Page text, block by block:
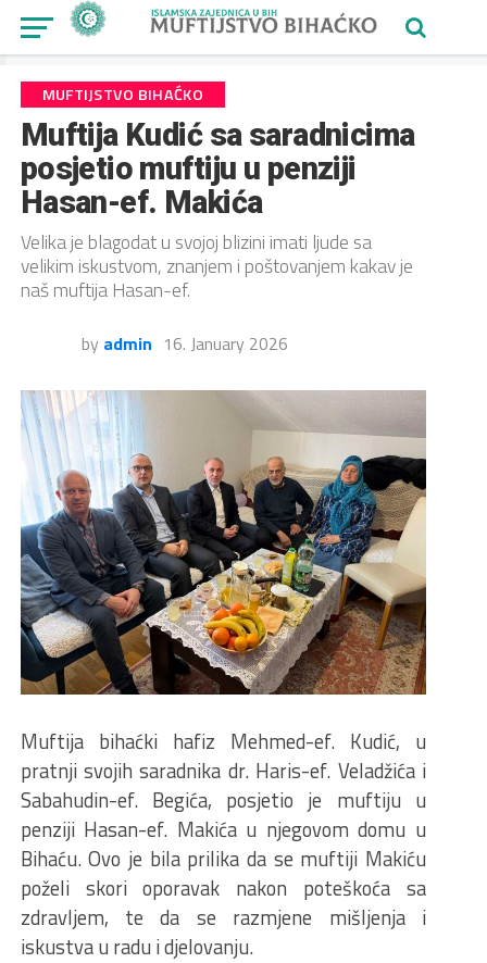
MUFTIJSTVO BIHAĆKO
Muftija Kudić sa saradnicima
posjetio muftiju u penziji
Hasan-ef. Makića
Velika je blagodat u svojoj blizini imati ljude sa
velikim iskustvom, znanjem i poštovanjem kakav je
naš muftija Hasan-ef.
by admin 16. January 2026
Muftija bihaćki hafiz Mehmed-ef. Kudić, u
pratnji svojih saradnika dr. Haris-ef. Veladžića i
Sabahudin-ef. Begića, posjetio je muftiju u
penziji Hasan-ef. Makića u njegovom domu u
Bihaću. Ovo je bila prilika da se muftiji Makiću
poželi skori oporavak nakon poteškoća sa
zdravljem, te da se razmjene mišljenja i
iskustva u radu i djelovanju.